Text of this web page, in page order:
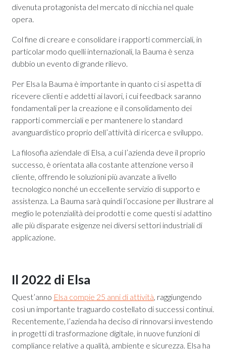
divenuta protagonista del mercato di nicchia nel quale
opera.
Col fine di creare e consolidare i rapporti commerciali, in
particolar modo quelli internazionali, la Bauma è senza
dubbio un evento di grande rilievo.
Per Elsa la Bauma è importante in quanto ci si aspetta di
ricevere clienti e addetti ai lavori, i cui feedback saranno
fondamentali per la creazione e il consolidamento dei
rapporti commerciali e per mantenere lo standard
avanguardistico proprio dell’attività di ricerca e sviluppo.
La filosofia aziendale di Elsa, a cui l’azienda deve il proprio
successo, è orientata alla costante attenzione verso il
cliente, offrendo le soluzioni più avanzate a livello
tecnologico nonché un eccellente servizio di supporto e
assistenza. La Bauma sarà quindi l’occasione per illustrare al
meglio le potenzialità dei prodotti e come questi si adattino
alle più disparate esigenze nei diversi settori industriali di
applicazione.
Il 2022 di Elsa
Quest’anno Elsa compie 25 anni di attività, raggiungendo
così un importante traguardo costellato di successi continui.
Recentemente, l’azienda ha deciso di rinnovarsi investendo
in progetti di trasformazione digitale, in nuove funzioni di
compliance relative a qualità, ambiente e sicurezza. Elsa ha